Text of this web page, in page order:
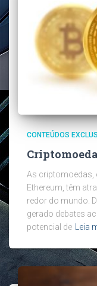
CONTEÚDOS
As criptomoedas,
Ethereum, têm
redor do mundo.
gerado debates
potencial de
Leia